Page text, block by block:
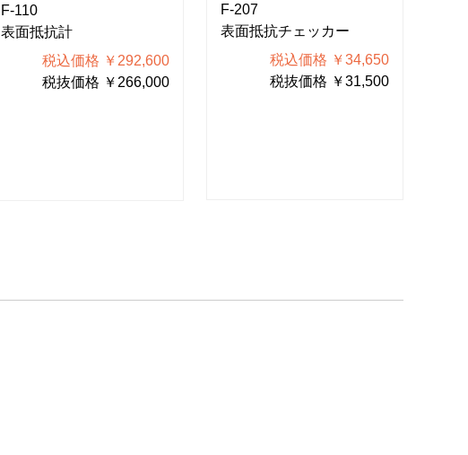
F-110
表面抵抗計
税込価格 ￥292,600
税抜価格 ￥266,000
F-207
表面抵抗チェッカー
税込価格 ￥34,650
税抜価格 ￥31,500